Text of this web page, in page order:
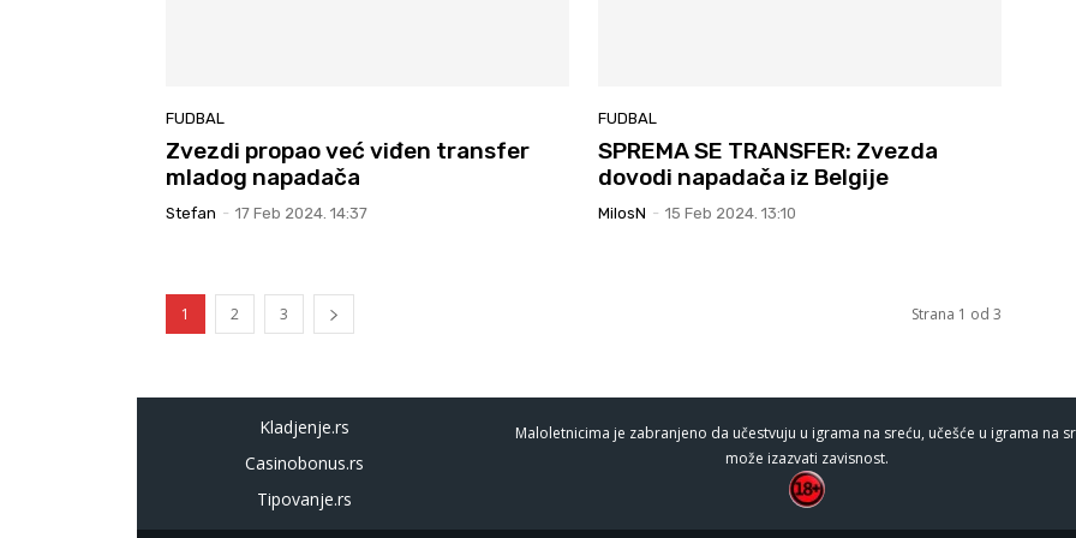
FUDBAL
Zvezdi propao već viđen transfer
mladog napadača
Stefan - 17 Feb 2024. 14:37
FUDBAL
SPREMA SE TRANSFER: Zvezda
dovodi napadača iz Belgije
MilosN - 15 Feb 2024. 13:10
1 2 3 Strana 1 od 3
Kladjenje.rs
Casinobonus.rs
Tipovanje.rs
Maloletnicima je zabranjeno da učestvuju u igrama na sreću, učešće u igrama na
može izazvati zavisnost.